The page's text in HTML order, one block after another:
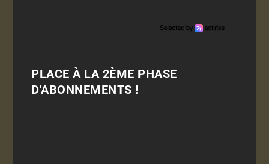
PLACE À LA 2ÈME PHASE
D'ABONNEMENTS !